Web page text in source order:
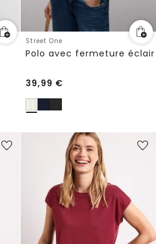
Street One
Polo avec fermeture éclair
39,99 €